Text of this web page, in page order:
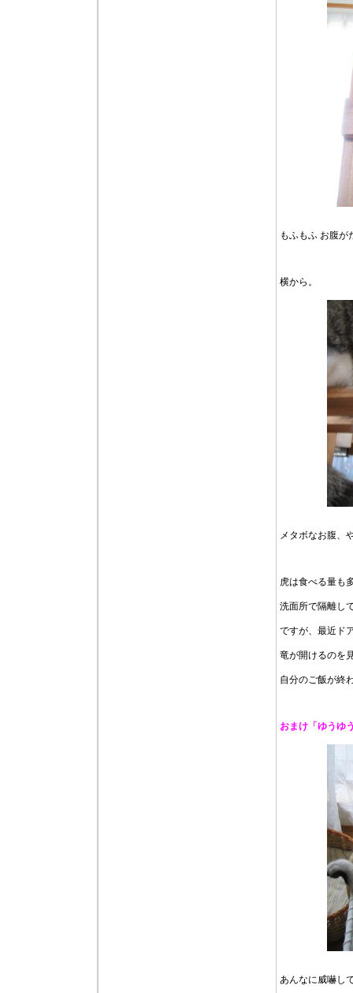
もふもふ お腹が
横から。
メタボなお腹、
虎は食べる量も
洗面所で隔離し
ですが、最近ド
竜が開けるのを
自分のご飯が終
おまけ「ゆうゆ
あんなに威嚇し